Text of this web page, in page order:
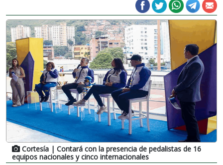
Cortesía | Contará con la presencia de pedalistas de 16
equipos nacionales y cinco internacionales